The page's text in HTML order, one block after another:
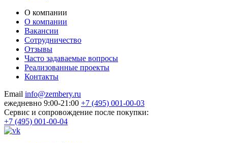
О компании
О компании
Вакансии
Сотрудничество
Отзывы
Часто задаваемые вопросы
Реализованные проекты
Контакты
Email info@zembery.ru
ежедневно 9:00-21:00 +7 (495) 001-00-03
Cервис и сопровождение после покупки:
+7 (495) 001-00-04